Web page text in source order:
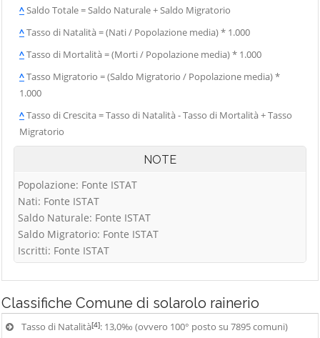
^Saldo Totale = Saldo Naturale + Saldo Migratorio
^Tasso di Natalità = (Nati / Popolazione media) * 1.000
^Tasso di Mortalità = (Morti / Popolazione media) * 1.000
^Tasso Migratorio = (Saldo Migratorio / Popolazione media) *
1.000
^Tasso di Crescita = Tasso di Natalità - Tasso di Mortalità + Tasso
Migratorio
NOTE
Popolazione: Fonte ISTAT
Nati: Fonte ISTAT
Saldo Naturale: Fonte ISTAT
Saldo Migratorio: Fonte ISTAT
Iscritti: Fonte ISTAT
Classifiche Comune di solarolo rainerio
Tasso di Natalità[4]: 13,0‰ (ovvero 100° posto su 7895 comuni)